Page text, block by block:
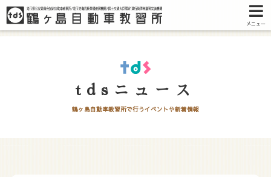
メニュー
tdsニュース
鶴ヶ島自動車教習所で行うイベントや新着情報